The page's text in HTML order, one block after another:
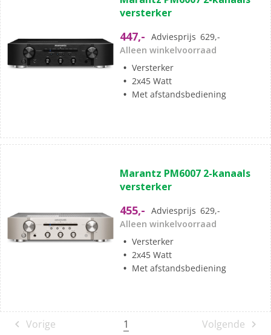
de
sterren.
versterker
447,- Adviesprijs 629,-
Alleen winkelvoorraad
Versterker
2x45 Watt
Met afstandsbediening
van
de
sterren.
Marantz PM6007 2-kanaals
versterker
455,- Adviesprijs 629,-
Alleen winkelvoorraad
Versterker
2x45 Watt
Met afstandsbediening
Vorige 1 Volgende